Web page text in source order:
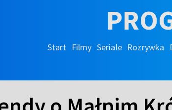
Start Filmy Seriale Rozrywka